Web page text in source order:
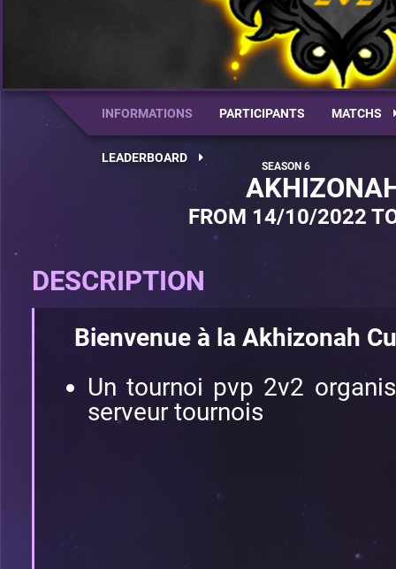
INFORMATIONS PARTICIPANTS MATCHS
LEADERBOARD
FROM 14/10/2022
DESCRIPTION
Bienvenue à la Akhizonah
Un tournoi pvp 2v2
serveur tournois